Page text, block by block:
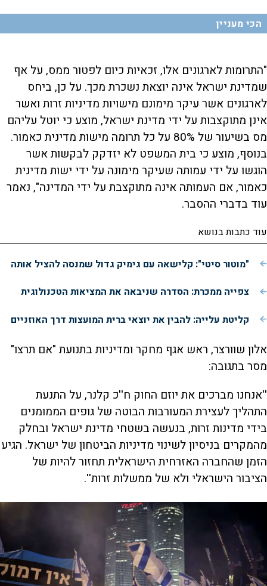
הכי מעניין
"התרומות לארגונים אלו, זכאיות כיום לפטור ממס, על אף
שמדינת ישראל אינה יוצאת נשכרת מכך. על כן, ביחס
לארגונים אשר עיקר מימונם מישויות מדיניות זרות ואשר
אינן מתוקצבות על ידי מדינת ישראל, מוצע כי יוטל עליהם
מס בשיעור של 80% על כל תרומה מישות מדינית כאמור.
בנוסף, מוצע כי בית המשפט לא יזדקק לבקשות אשר
הוגשו על ידי עמותה שעיקר מימונה על ידי ישות מדינית
כאמור, אם העמותה אינה מתוקצבת על ידי המדינה", נאמר
עוד בדברי ההסבר.
עוד כתבות בנושא
"מוטור סיטי": קלישאה עם גימיק גדול שמנסה להציל אותה
צפייה ממכרת: הסדרה שניבאה את המציאות הטכנולוגית
קליטת עלייה: להבין את יוצאי ברית המועצות דרך האוזניים
אלון שוורצר, ראש אגף מחקר ומדיניות בתנועת "אם תרצו"
מסר בתגובה:
''אנחנו מברכים את יוזם החוק ח''כ קלנר, על התנעת
התהליך לעצירת המעורבות הבוטה של גופים הממומנים
בידי מדינות זרות, בנעשה בשטחי מדינת ישראל ובחלק
מהמקרים בניסיון לשינוי מדיניות הביטחון של ישראל. הגיע
הזמן שהחברה האזרחית הישראלית תחזור להיות של
הציבור הישראלי ולא של ממשלות זרות''.